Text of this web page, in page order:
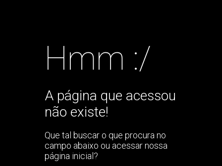
Hmm :/
A página que acessou
não existe!
Que tal buscar o que procura no
campo abaixo ou acessar nossa
página inicial?